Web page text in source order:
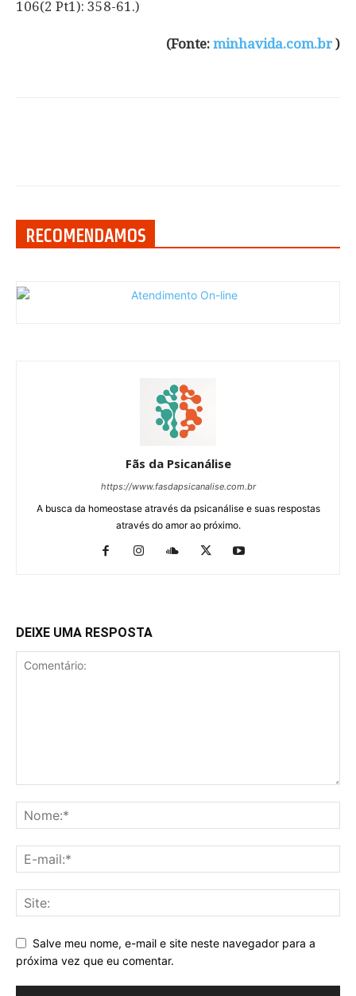
106(2 Pt1): 358-61.)
(Fonte: minhavida.com.br )
RECOMENDAMOS
Fãs da Psicanálise
https://www.fasdapsicanalise.com.br
A busca da homeostase através da psicanálise e suas respostas
através do amor ao próximo.
DEIXE UMA RESPOSTA
Salve meu nome, e-mail e site neste navegador para a
próxima vez que eu comentar.